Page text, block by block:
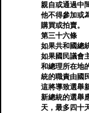
親自或通過中
他不得參加或
購買或拍賣。
第三十六條
如果共和國總
如果國民議會
和總理所在地
統的職責由國
這將導致選舉
新總統的選舉
天，最多四十